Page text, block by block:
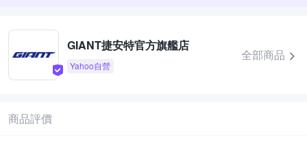
GIANT捷安特官方旗艦店
Yahoo自營
全部商品
商品評價